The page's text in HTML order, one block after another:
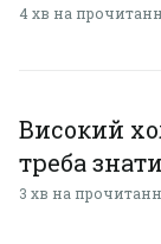
4 хв на
Високий
треба
3 хв на